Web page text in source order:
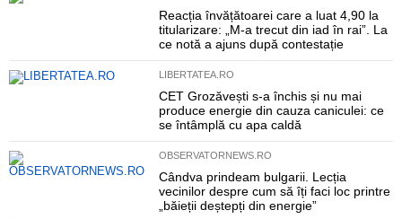
Reacția învățătoarei care a luat 4,90 la
titularizare: „M-a trecut din iad în rai”. La
ce notă a ajuns după contestație
LIBERTATEA.RO
CET Grozăvești s-a închis și nu mai
produce energie din cauza caniculei: ce
se întâmplă cu apa caldă
OBSERVATORNEWS.RO
Cândva prindeam bulgarii. Lecția
vecinilor despre cum să îți faci loc printre
„băieții deștepți din energie”